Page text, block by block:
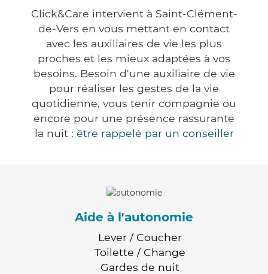
Click&Care intervient à Saint-Clément-
de-Vers en vous mettant en contact
avec les auxiliaires de vie les plus
proches et les mieux adaptées à vos
besoins. Besoin d'une auxiliaire de vie
pour réaliser les gestes de la vie
quotidienne, vous tenir compagnie ou
encore pour une présence rassurante
la nuit : être rappelé par un conseiller
Aide à l'autonomie
Lever / Coucher
Toilette / Change
Gardes de nuit